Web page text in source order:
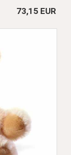
73,15 EUR